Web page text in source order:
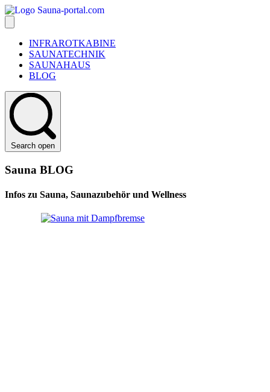
INFRAROTKABINE
SAUNATECHNIK
SAUNAHAUS
BLOG
Search open
Sauna BLOG
Infos zu Sauna, Saunazubehör und Wellness